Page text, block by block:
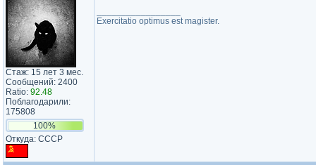
Стаж: 15 лет 3 мес.
Сообщений: 2400
Ratio: 92.48
Поблагодарили:
175808
100%
Откуда: СССР
Exercitatio optimus est magister.